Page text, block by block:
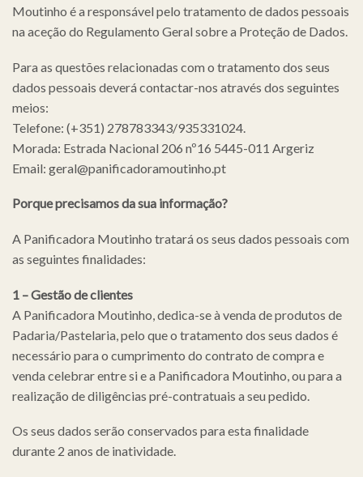
Moutinho é a responsável pelo tratamento de dados pessoais
na aceção do Regulamento Geral sobre a Proteção de Dados.
Para as questões relacionadas com o tratamento dos seus
dados pessoais deverá contactar-nos através dos seguintes
meios:
Telefone: (+351) 278783343/935331024.
Morada: Estrada Nacional 206 nº16 5445-011 Argeriz
Email: geral@panificadoramoutinho.pt
Porque precisamos da sua informação?
A Panificadora Moutinho tratará os seus dados pessoais com
as seguintes finalidades:
1 – Gestão de clientes
A Panificadora Moutinho, dedica-se à venda de produtos de
Padaria/Pastelaria, pelo que o tratamento dos seus dados é
necessário para o cumprimento do contrato de compra e
venda celebrar entre si e a Panificadora Moutinho, ou para a
realização de diligências pré-contratuais a seu pedido.
Os seus dados serão conservados para esta finalidade
durante 2 anos de inatividade.